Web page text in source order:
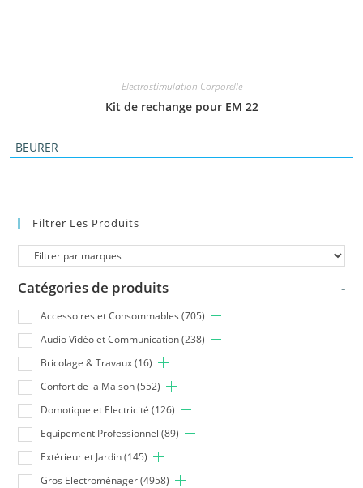
Electrostimulation Corporelle
Kit de rechange pour EM 22
BEURER
Filtrer Les Produits
Catégories de produits -
Accessoires et Consommables (705)
Audio Vidéo et Communication (238)
Bricolage & Travaux (16)
Confort de la Maison (552)
Domotique et Electricité (126)
Equipement Professionnel (89)
Extérieur et Jardin (145)
Gros Electroménager (4958)